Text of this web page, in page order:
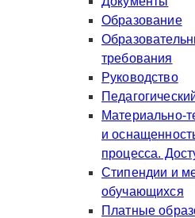
Образование
требования
Руководство
Материально-
и
процесса.
Стипендии и
обучающихся
Платные